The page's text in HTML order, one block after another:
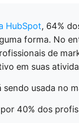
HubSpot, 64%
forma. No
de
em suas
usada no
40% dos